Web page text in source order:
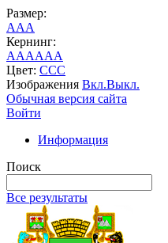
Размер:
AAA
Кернинг:
AAAAAA
Цвет: CCC
Изображения Вкл.Выкл.
Обычная версия сайта
Войти
Информация
Поиск
Все результаты